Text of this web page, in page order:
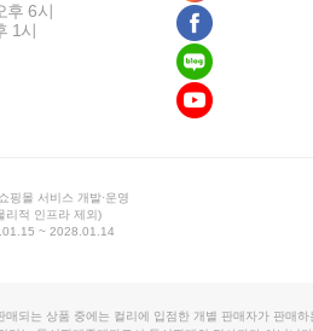
후 6시
1시
핑몰 서비스 개발·운영
리적 인프라 제외)
~ 2028.01.14
매되는 상품 중에는 컬리에 입점한 개별 판매자가 판매